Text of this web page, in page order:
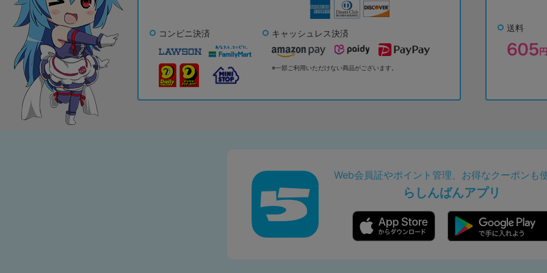
コンビニ決済 キャッシュレス決済
※一部ご利用いただけない商品がございます。
送料
Web会員証やポイント管理、お得なクーポンも
らしんばんアプリ